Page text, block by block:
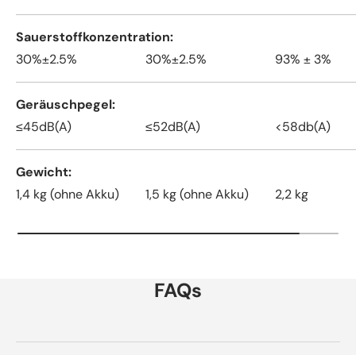
Sauerstoffkonzentration
30%±2.5%
30%±2.5% 93% ± 3%
Geräuschpegel
≤45dB(A)
≤52dB(A) <58db(A)
Gewicht
1,4 kg (ohne Akku)
1,5 kg (ohne Akku) 2,2 kg
FAQs